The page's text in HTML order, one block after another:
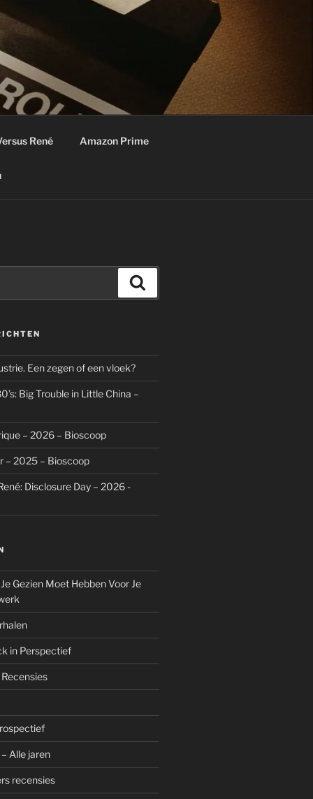
René Amazon Prime
Een zegen of een vloek?
Big Trouble in Little China –
– 2026 – Bioscoop
– 2025 – Bioscoop
Disclosure Day – 2026 -
Gezien Moet Hebben Voor Je
in Perspectief
Alle jaren
recensies